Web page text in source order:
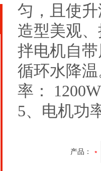
匀，且使
造型美观
拌电机自
循环水降
率：
5、电机功
产品：